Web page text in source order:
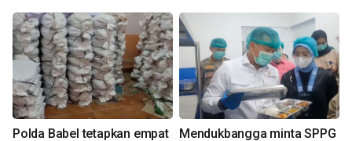
Polda Babel tetapkan empat
Mendukbangga minta SPPG